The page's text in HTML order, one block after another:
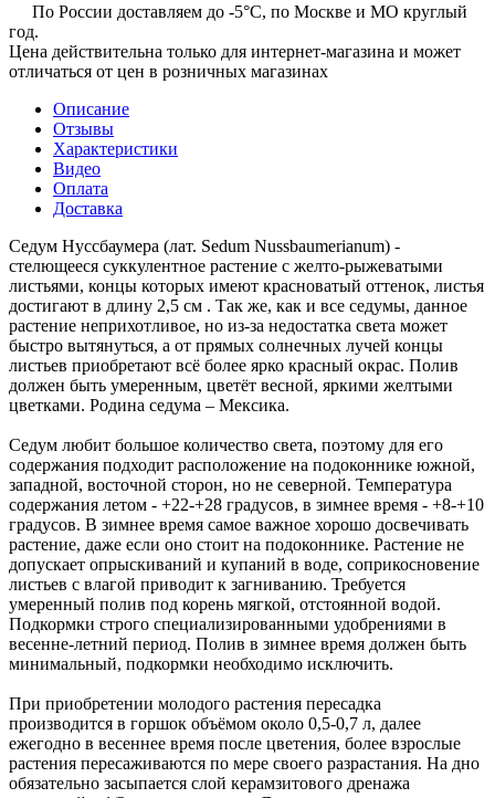
По России доставляем до -5°C, по Москве и МО круглый
год.
Цена действительна только для интернет-магазина и может
отличаться от цен в розничных магазинах
Описание
Отзывы
Характеристики
Видео
Оплата
Доставка
Седум Нуссбаумера (лат. Sedum Nussbaumerianum) -
стелющееся суккулентное растение с желто-рыжеватыми
листьями, концы которых имеют красноватый оттенок, листья
достигают в длину 2,5 см . Так же, как и все седумы, данное
растение неприхотливое, но из-за недостатка света может
быстро вытянуться, а от прямых солнечных лучей концы
листьев приобретают всё более ярко красный окрас. Полив
должен быть умеренным, цветёт весной, яркими желтыми
цветками. Родина седума – Мексика.
Седум любит большое количество света, поэтому для его
содержания подходит расположение на подоконнике южной,
западной, восточной сторон, но не северной. Температура
содержания летом - +22-+28 градусов, в зимнее время - +8-+10
градусов. В зимнее время самое важное хорошо досвечивать
растение, даже если оно стоит на подоконнике. Растение не
допускает опрыскиваний и купаний в воде, соприкосновение
листьев с влагой приводит к загниванию. Требуется
умеренный полив под корень мягкой, отстоянной водой.
Подкормки строго специализированными удобрениями в
весенне-летний период. Полив в зимнее время должен быть
минимальный, подкормки необходимо исключить.
При приобретении молодого растения пересадка
производится в горшок объёмом около 0,5-0,7 л, далее
ежегодно в весеннее время после цветения, более взрослые
растения пересаживаются по мере своего разрастания. На дно
обязательно засыпается слой керамзитового дренажа